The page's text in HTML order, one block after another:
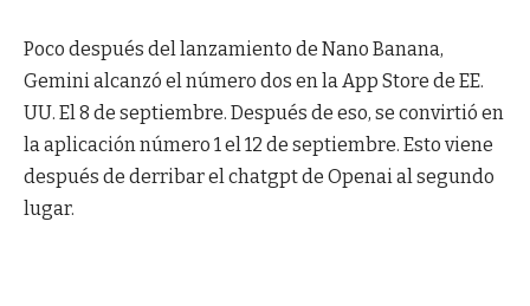
Poco después del lanzamiento de Nano Banana,
Gemini alcanzó el número dos en la App Store de EE.
UU. El 8 de septiembre. Después de eso, se convirtió en
la aplicación número 1 el 12 de septiembre. Esto viene
después de derribar el chatgpt de Openai al segundo
lugar.